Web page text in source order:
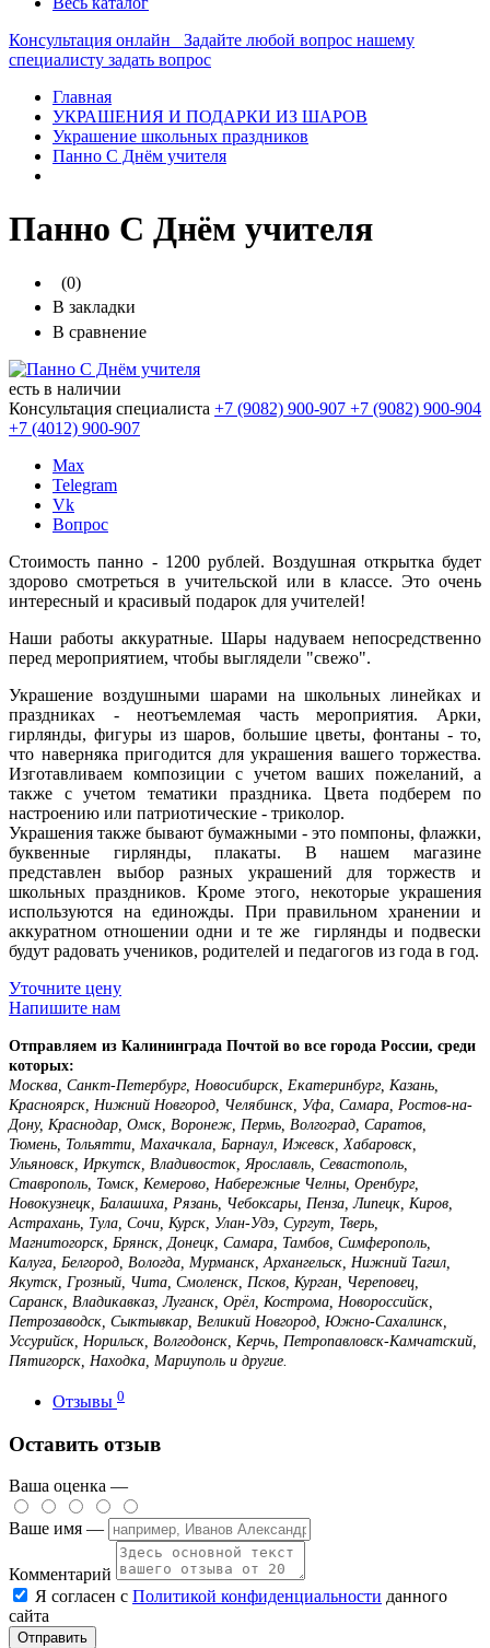
Консультация онлайн
Задайте любой вопрос нашему
специалисту задать вопрос
Главная
УКРАШЕНИЯ И ПОДАРКИ ИЗ ШАРОВ
Украшение школьных праздников
Панно С Днём учителя
Панно С Днём учителя
(0)
В закладки
В сравнение
есть в наличии
Консультация специалиста +7 (9082) 900-907 +7 (9082) 900-904
+7 (4012) 900-907
Max
Telegram
Vk
Вопрос
Стоимость панно - 1200 рублей. Воздушная открытка будет
здорово смотреться в учительской или в классе. Это очень
интересный и красивый подарок для учителей!
Наши работы аккуратные. Шары надуваем непосредственно
перед мероприятием, чтобы выглядели "свежо".
Украшение воздушными шарами на школьных линейках и
праздниках - неотъемлемая часть мероприятия. Арки,
гирлянды, фигуры из шаров, большие цветы, фонтаны - то,
что наверняка пригодится для украшения вашего торжества.
Изготавливаем композиции с учетом ваших пожеланий, а
также с учетом тематики праздника. Цвета подберем по
настроению или патриотические - триколор.
Украшения также бывают бумажными - это помпоны, флажки,
буквенные гирлянды, плакаты. В нашем магазине
представлен выбор разных украшений для торжеств и
школьных праздников. Кроме этого, некоторые украшения
используются на единожды. При правильном хранении и
аккуратном отношении одни и те же гирлянды и подвески
будут радовать учеников, родителей и педагогов из года в год.
Уточните цену
Напишите нам
Отправляем из Калининграда Почтой во все города России, среди
которых:
Москва, Санкт-Петербург, Новосибирск, Екатеринбург, Казань,
Красноярск, Нижний Новгород, Челябинск, Уфа, Самара, Ростов-на-
Дону, Краснодар, Омск, Воронеж, Пермь, Волгоград, Саратов,
Тюмень, Тольятти, Махачкала, Барнаул, Ижевск, Хабаровск,
Ульяновск, Иркутск, Владивосток, Ярославль, Севастополь,
Ставрополь, Томск, Кемерово, Набережные Челны, Оренбург,
Новокузнецк, Балашиха, Рязань, Чебоксары, Пенза, Липецк, Киров,
Астрахань, Тула, Сочи, Курск, Улан-Удэ, Сургут, Тверь,
Магнитогорск, Брянск, Донецк, Самара, Тамбов, Симферополь,
Калуга, Белгород, Вологда, Мурманск, Архангельск, Нижний Тагил,
Якутск, Грозный, Чита, Смоленск, Псков, Курган, Череповец,
Саранск, Владикавказ, Луганск, Орёл, Кострома, Новороссийск,
Петрозаводск, Сыктывкар, Великий Новгород, Южно-Сахалинск,
Уссурийск, Норильск, Волгодонск, Керчь, Петропавловск-Камчатский,
Пятигорск, Находка, Мариуполь и другие.
Отзывы 0
Оставить отзыв
Ваша оценка —
Ваше имя —
Комментарий
Я согласен с Политикой конфиденциальности данного
сайта